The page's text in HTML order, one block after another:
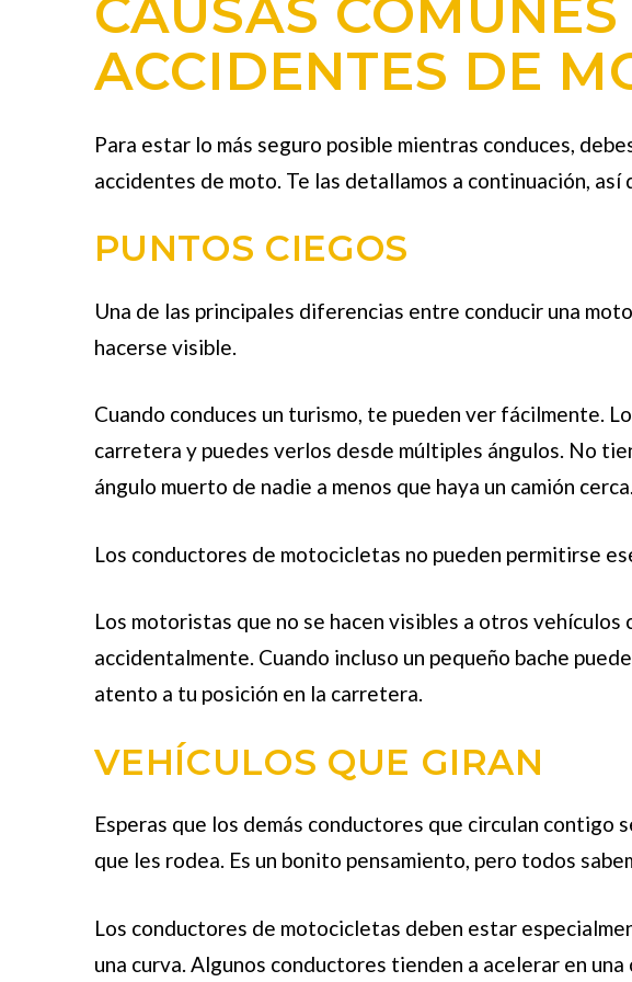
CAUSAS
ACCIDENTES DE
Para estar lo más seguro posible mientras conduces,
accidentes de moto. Te las detallamos a continuación, así
PUNTOS CIEGOS
Una de las principales diferencias entre conducir una
hacerse visible.
Cuando conduces un turismo, te pueden ver fácilmente.
carretera y puedes verlos desde múltiples ángulos. No
ángulo muerto de nadie a menos que haya un camión cerca.
Los conductores de motocicletas no pueden permitirse
Los motoristas que no se hacen visibles a otros
accidentalmente. Cuando incluso un pequeño bache
atento a tu posición en la carretera.
VEHÍCULOS QUE GIRAN
Esperas que los demás conductores que circulan contigo
que les rodea. Es un bonito pensamiento, pero todos
Los conductores de motocicletas deben estar
una curva. Algunos conductores tienden a acelerar en